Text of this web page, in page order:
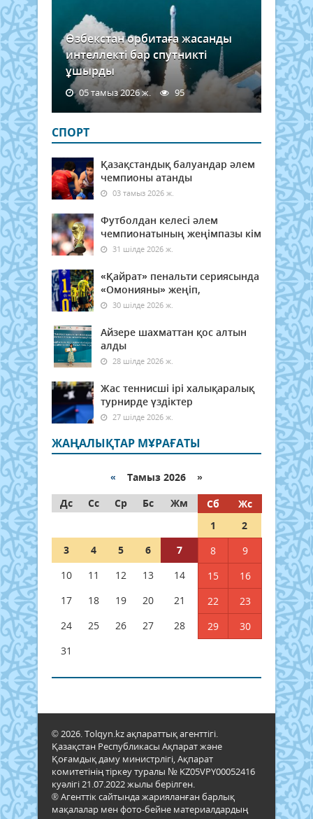
Өзбекстан орбитаға жасанды
интеллекті бар спутникті
ұшырды
05 тамыз 2026 ж. 95
СПОРТ
Қазақстандық балуандар әлем
чемпионы атанды
03 тамыз 2026 ж.
Футболдан келесі әлем
чемпионатының жеңімпазы кім
31 шілде 2026 ж.
«Қайрат» пенальти сериясында
«Омонияны» жеңіп,
30 шілде 2026 ж.
Айзере шахматтан қос алтын
алды
28 шілде 2026 ж.
Жас теннисші ірі халықаралық
турнирде үздіктер
27 шілде 2026 ж.
ЖАҢАЛЫҚТАР МҰРАҒАТЫ
« Тамыз 2026 »
Дс
Сс Ср Бс Жм Сб
Жс
1
2
3
4 5 6 7 8
9
10
11 12 13 14 15
16
17
18 19 20 21 22
23
24
25 26 27 28 29
30
31
© 2026. Tolqyn.kz ақпараттық агенттігі.
Қазақстан Республикасы Ақпарат және
Қоғамдық даму министрлігі, Ақпарат
комитетінің тіркеу туралы № KZ05VPY00052416
куәлігі 21.07.2022 жылы берілген.
® Агенттік сайтында жарияланған барлық
мақалалар мен фото-бейне материалдардың